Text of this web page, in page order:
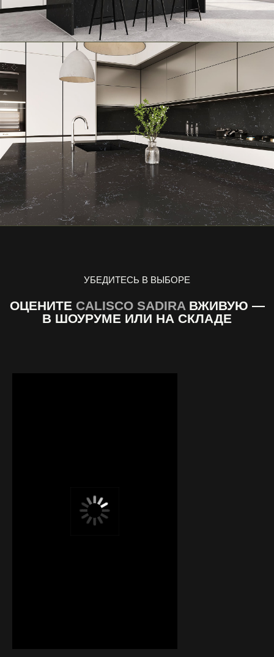
ОЦЕНИТЕ CALISCO SADIRA ВЖИВУЮ —
В ШОУРУМЕ ИЛИ НА СКЛАДЕ
УБЕДИТЕСЬ В ВЫБОРЕ